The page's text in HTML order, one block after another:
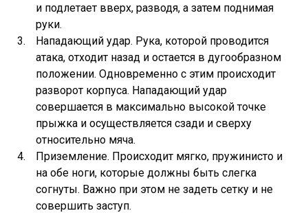
и подлетает вверх, разводя, а затем поднимая
руки.
Нападающий удар. Рука, которой проводится
атака, отходит назад и остается в дугообразном
положении. Одновременно с этим происходит
разворот корпуса. Нападающий удар
совершается в максимально высокой точке
прыжка и осуществляется сзади и сверху
относительно мяча.
Приземление. Происходит мягко, пружинисто и
на обе ноги, которые должны быть слегка
согнуты. Важно при этом не задеть сетку и не
совершить заступ.